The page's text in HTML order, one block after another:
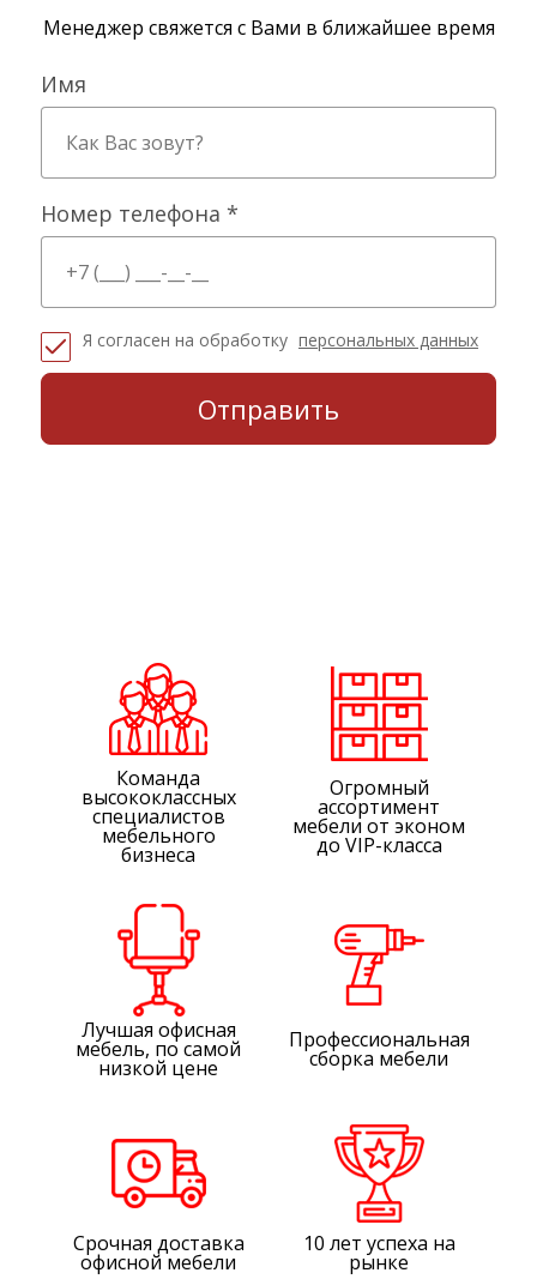
Менеджер свяжется с Вами в ближайшее время
Имя
Номер телефона *
Я согласен на обработку персональных данных
Команда
высококлассных
специалистов
мебельного
бизнеса
Огромный
ассортимент
мебели от эконом
до VIP-класса
Лучшая офисная
мебель, по самой
низкой цене
Профессиональная
сборка мебели
Срочная доставка
офисной мебели
10 лет успеха на
рынке